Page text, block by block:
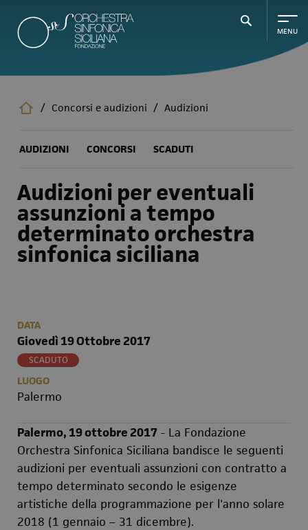
contenuto
principale
/ Concorsi e audizioni / Audizioni
AUDIZIONI CONCORSI SCADUTI
Audizioni per eventuali
assunzioni a tempo
determinato orchestra
sinfonica siciliana
DATA
Giovedì 19 Ottobre 2017
SCADUTO
LUOGO
Palermo
Palermo, 19 ottobre 2017 - La Fondazione
Orchestra Sinfonica Siciliana bandisce le seguenti
audizioni per eventuali assunzioni con contratto a
tempo determinato secondo le esigenze
artistiche della programmazione per l'anno solare
2018 (1 gennaio – 31 dicembre).